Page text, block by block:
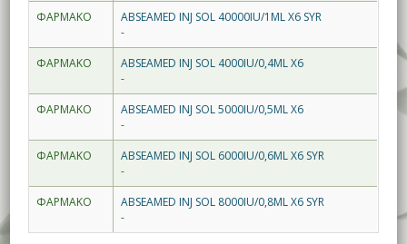
ΦΑΡΜΑΚΟ
ABSEAMED INJ SOL 40000IU/1ML X6 SYR
-
ΦΑΡΜΑΚΟ
ABSEAMED INJ SOL 4000IU/0,4ML X6
-
ΦΑΡΜΑΚΟ
ABSEAMED INJ SOL 5000IU/0,5ML X6
-
ΦΑΡΜΑΚΟ
ABSEAMED INJ SOL 6000IU/0,6ML X6 SYR
-
ΦΑΡΜΑΚΟ
ABSEAMED INJ SOL 8000IU/0,8ML X6 SYR
-